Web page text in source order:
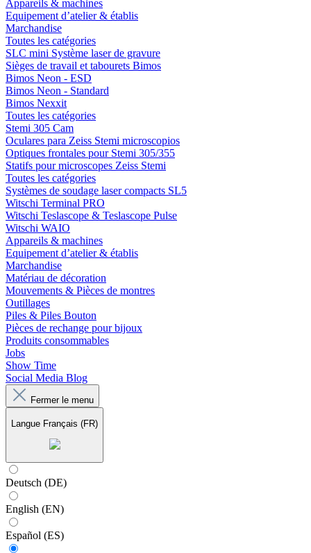
Appareils & machines
Equipement d’atelier & établis
Marchandise
Toutes les catégories
SLC mini Système laser de gravure
Sièges de travail et tabourets Bimos
Bimos Neon - ESD
Bimos Neon - Standard
Bimos Nexxit
Toutes les catégories
Stemi 305 Cam
Oculares para Zeiss Stemi microscopios
Optiques frontales pour Stemi 305/355
Statifs pour microscopes Zeiss Stemi
Toutes les catégories
Systèmes de soudage laser compacts SL5
Witschi Terminal PRO
Witschi Teslascope & Teslascope Pulse
Witschi WAIO
Appareils & machines
Equipement d’atelier & établis
Marchandise
Matériau de décoration
Mouvements & Pièces de montres
Outillages
Piles & Piles Bouton
Pièces de rechange pour bijoux
Produits consommables
Jobs
Show Time
Social Media Blog
Fermer le menu
Langue Français (FR)
Deutsch (DE)
English (EN)
Español (ES)